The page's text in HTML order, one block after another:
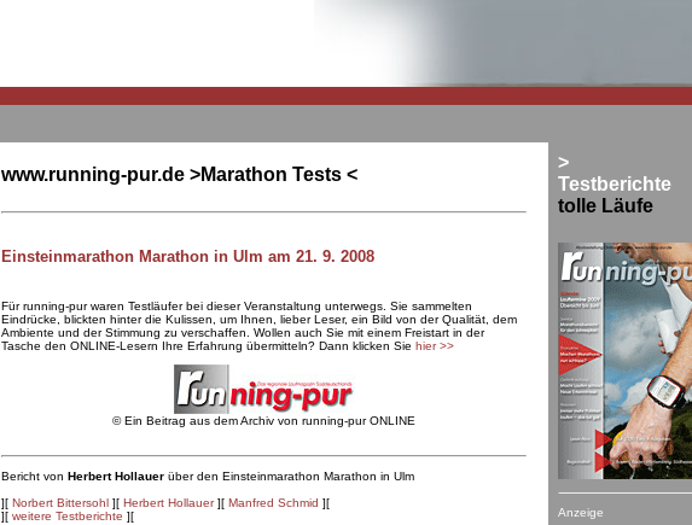
www.running-pur.de >Marathon Tests <
Einsteinmarathon Marathon in Ulm am 21. 9. 2008
Für running-pur waren Testläufer bei dieser Veranstaltung unterwegs. Sie sammelten
Eindrücke, blickten hinter die Kulissen, um Ihnen, lieber Leser, ein Bild von der Qualität, dem
Ambiente und der Stimmung zu verschaffen. Wollen auch Sie mit einem Freistart in der
Tasche den ONLINE-Lesern Ihre Erfahrung übermitteln? Dann klicken Sie hier>>
©Ein Beitrag aus dem Archiv von running-pur ONLINE
Bericht von Herbert Hollauer über den Einsteinmarathon Marathon in Ulm
][ Norbert Bittersohl ][ Herbert Hollauer][ Manfred Schmid ][
][ weitere Testberichte ][
>
Testberichte
tolle Läufe
Anzeige